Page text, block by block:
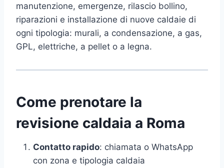
manutenzione, emergenze, rilascio bollino,
riparazioni e installazione di nuove caldaie di
ogni tipologia: murali, a condensazione, a gas,
GPL, elettriche, a pellet o a legna.
Come prenotare la
revisione caldaia a Roma
Contatto rapido: chiamata o WhatsApp
con zona e tipologia caldaia